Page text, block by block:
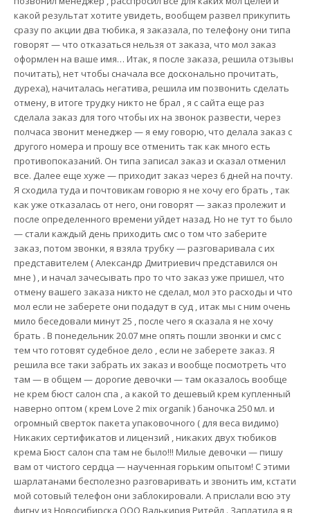
какой результат хотите увидеть, вообщем развел прикупить
сразу по акции два тюбика, я заказала, по телефону они типа
говорят — что отказаться нельзя от заказа, что мол заказ
оформлен на ваше имя… Итак, я после заказа, решила отзывы
почитать), нет чтобы сначала все досконально прочитать,
дуреха), начиталась негатива, решила им позвонить сделать
отмену, в итоге трудку никто не брал , я с сайта еще раз
сделала заказ для того чтобы их на звонок развести, через
полчаса звонит менеджер — я ему говорю, что делала заказ с
другого номера и прошу все отменить так как много есть
противопоказаний. Он типа записал заказ и сказал отменил
все. Далее еще хуже — приходит заказ через 6 дней на почту.
Я сходила туда и почтовикам говорю я не хочу его брать , так
как уже отказалась от него, они говорят — заказ пролежит и
после определенного времени уйдет назад. Но не тут то было
— стали каждый день приходить смс о том что заберите
заказ, потом звонки, я взяла трубку — разговаривала с их
представителем ( Александр Дмитриевич представился он
мне ) , и начал зачесывать про то что заказ уже пришел, что
отмену вашего заказа никто не сделал, мол это расходы и что
мол если не заберете они подадут в суд , итак мы с ним очень
мило беседовали минут 25 , после чего я сказала я не хочу
брать . В понедельник 20.07 мне опять пошли звонки и смс с
тем что готовят судебное дело , если не заберете заказ. Я
решила все таки забрать их заказ и вообще посмотреть что
там — в общем — дорогие девочки — там оказалось вообще
не крем бюст салон спа , а какой то дешевый крем купленный
наверно оптом ( крем Love 2 mix organik ) баночка 250 мл. и
огромный сверток пакета упаковочного ( для веса видимо)
Никаких сертификатов и лицензий , никаких двух тюбиков
крема Бюст салон спа там не было!!! Милые девочки — пишу
вам от чистого сердца — наученная горьким опытом! С этими
шарлатанами бесполезно разговаривать и звонить им, кстати
мой сотовый телефон они заблокировали. А прислали всю эту
фигну из Новосибирска ООО Валькирия Ритейл . Заплатила я в